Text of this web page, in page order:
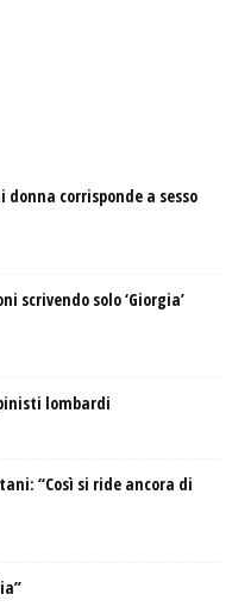
donna corrisponde a sesso
scrivendo solo ‘Giorgia’
lombardi
“Così si ride ancora di